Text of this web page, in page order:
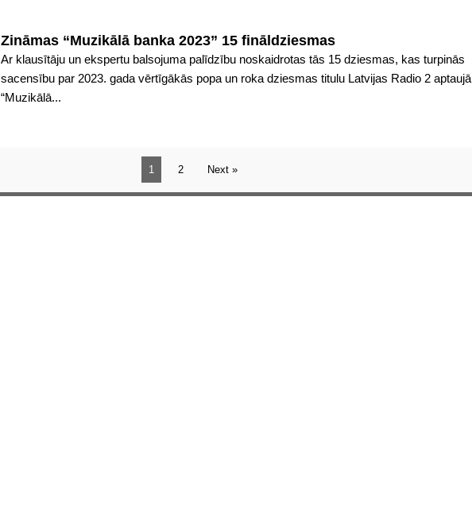
Zināmas “Muzikālā banka 2023” 15 fināldziesmas
Ar klausītāju un ekspertu balsojuma palīdzību noskaidrotas tās 15 dziesmas, kas turpinās
sacensību par 2023. gada vērtīgākās popa un roka dziesmas titulu Latvijas Radio 2 aptaujā
“Muzikālā...
1 2 Next »